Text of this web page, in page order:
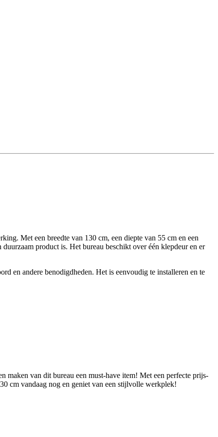
Met een breedte van 130 cm, een diepte van 55 cm en een
product is. Het bureau beschikt over één klepdeur en er
en andere benodigdheden. Het is eenvoudig te installeren en te
van dit bureau een must-have item! Met een perfecte prijs-
cm vandaag nog en geniet van een stijlvolle werkplek!